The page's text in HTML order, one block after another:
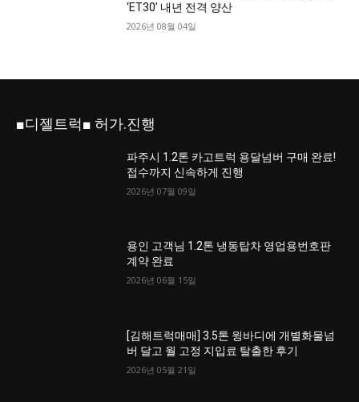
‘ET30’ 내년 전격 양산
2026년 08월 04일
■디젤트럭■ 허가.진행
파주시 1.2톤 카고트럭 용달넘버 구매 완료!
접수까지 신속하게 진행
2026년 07월 09일
용인 고객님 1.2톤 냉동탑차 영업용번호판
계약 완료
2026년 06월 15일
[김해트럭매매] 3.5톤 윙바디에 개별화물넘
버 달고 월 고정 지입료 탈출한 후기
2026년 05월 21일